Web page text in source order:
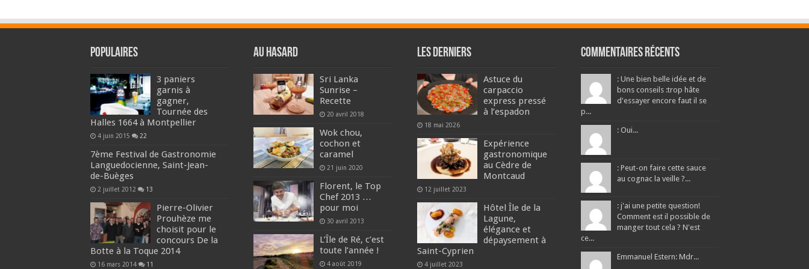
Populaires
3 paniers
garnis à
gagner,
Tournée des
Halles 1664 à Montpellier
4 juin 2015 22
7ème Festival de Gastronomie
Languedocienne, Saint-Jean-
de-Buèges
2 juillet 2012 13
Pierre-Olivier
Prouhèze me
choisit pour le
concours De la
Botte à la Toque 2014
16 mars 2014 11
Au hasard
Sri Lanka
Sunrise –
Recette
20 avril 2018
Wok chou,
cochon et
caramel
21 juin 2020
Florent, le Top
Chef 2013 …
pour moi
30 avril 2013
L’Île de Ré, c’est
toute l’année !
4 août 2019
Les derniers
Astuce du
carpaccio
express pressé
à l’espadon
18 mai 2026
Expérience
gastronomique
au Cèdre de
Montcaud
12 juillet 2023
Hôtel Île de la
Lagune,
élégance et
dépaysement à
Saint-Cyprien
4 juillet 2023
Commentaires récents
: Une bien belle idée et de
bons conseils :trop hâte
d'essayer encore faut il se
p...
: Oui...
: Peut-on faire cette sauce
au cognac la veille ?...
: j'ai une petite question!
Comment est il possible de
manger tout cela ? N'est
ce...
Emmanuel Estern: Mdr...